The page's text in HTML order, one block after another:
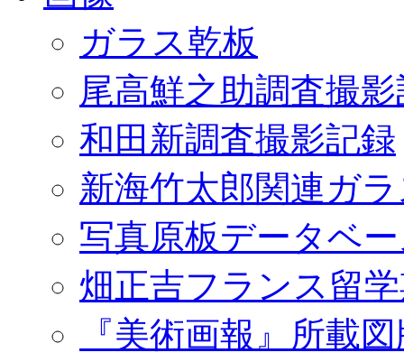
ガラス乾板
尾高鮮之助調査撮
和田新調査撮影記録
新海竹太郎関連ガ
写真原板データベ
畑正吉フランス留
『美術画報』所載